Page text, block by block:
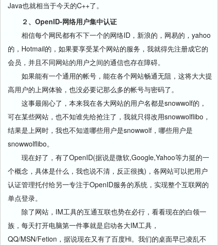
Java也就相当于今天的C++了。
２、OpenID-网络用户集中认证
相信每个网民都有不下一个的网络ID，新浪的，网易的，yahoo
的，Hotmail的，如果要享受某个网站的服务，我就得先注册成它的
会员，并且不同网站的用户之间的通信也存在障碍。
如果能有一个通用的帐号，能在各个网站畅通无阻，这将大大提
高用户的上网体验，也没必要记那么多的帐号与密码了。
这事最闹心了，本来我在各大网站的用户名都是snowwolf的，
可在某些网站，也不知谁先给抢注了，我就只得改用snowwolflibo，
结果是上网时，我也不知道哪些用户是snowwolf，哪些用户是
snowwolflibo。
现在好了，有了OpenID(据说是微软,Google,Yahoo等力挺的一
个概念，具体是什么，我也说不清，反正很拽)，各网站可以把用户
认证管理托付给另一专注于OpenID服务的系统，实现整个互联网的
单点登录。
除了网站，IM工具的互通互联也势在必行，看看现在的白领一
族，每天打开电脑第一件事就是启动各大IM工具，
QQ/MSN/Fetion，据说现在又有了百度Hi。我们的桌面早已凌乱不